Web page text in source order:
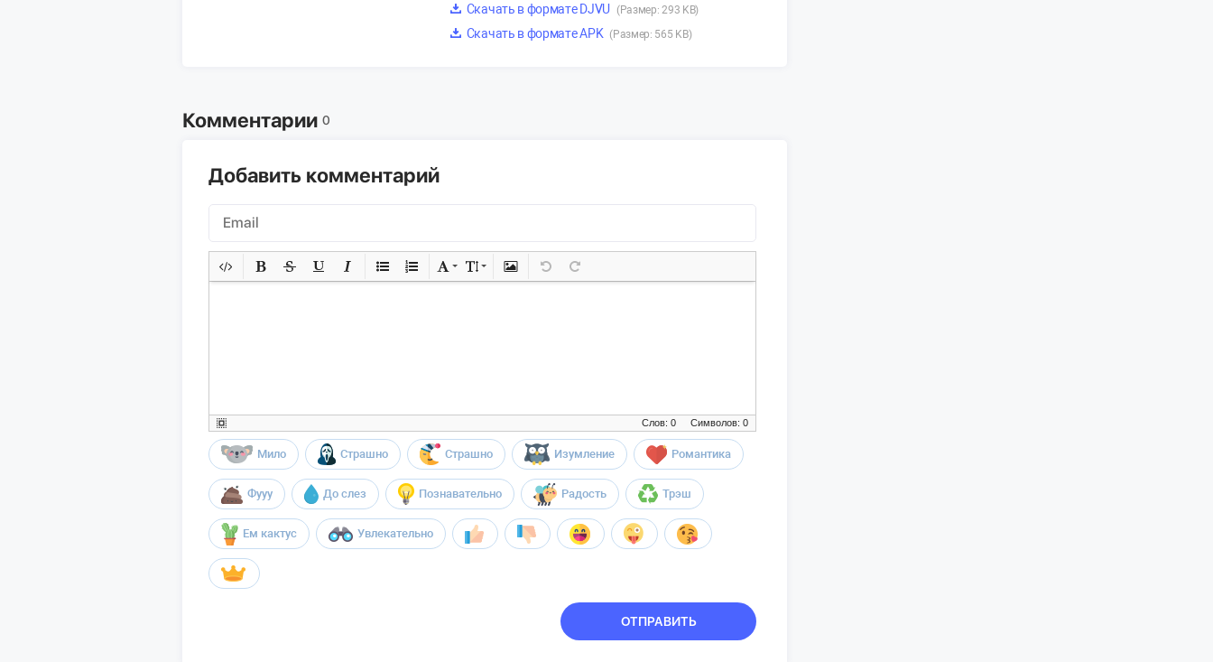
Скачать в формате DJVU (Размер: 293 KB)
Скачать в формате APK (Размер: 565 KB)
Комментарии 0
Добавить комментарий
Символов: 0
Слов: 0
Мило Страшно Страшно Изумление Романтика
Фууу До слез Познавательно Радость Трэш
Ем кактус Увлекательно
ОТПРАВИТЬ